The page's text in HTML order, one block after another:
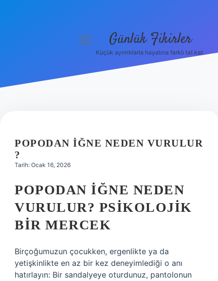
Hakkımızda
menüyü Günlük Fikirler
Küçük ayrıntılarla hayatına farklı tat kat.
POPODAN IĞNE NEDEN VURULUR
?
Tarih: Ocak 16, 2026
POPODAN İĞNE NEDEN
VURULUR? PSIKOLOJIK
BIR MERCEK
Birçoğumuzun çocukken, ergenlikte ya da
yetişkinlikte en az bir kez deneyimlediği o anı
hatırlayın: Bir sandalyeye oturdunuz, pantolonun